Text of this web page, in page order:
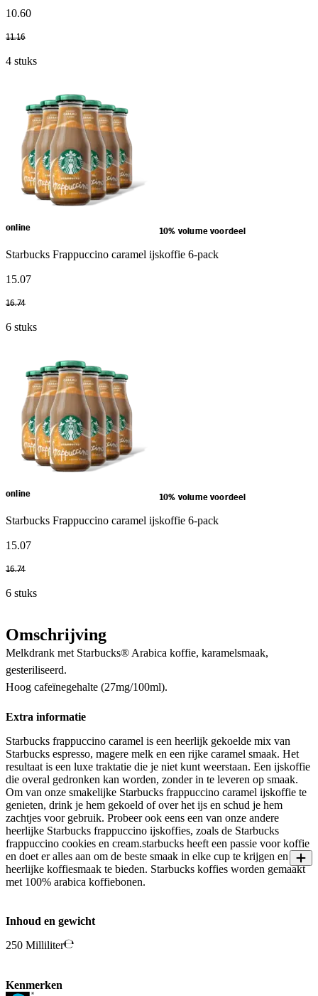
10.60
11.16
4 stuks
online 10% volume voordeel
Starbucks Frappuccino caramel ijskoffie 6-pack
15.07
16.74
6 stuks
online 10% volume voordeel
Starbucks Frappuccino caramel ijskoffie 6-pack
15.07
16.74
6 stuks
Omschrijving
Melkdrank met Starbucks® Arabica koffie, karamelsmaak,
gesteriliseerd.
Hoog cafeïnegehalte (27mg/100ml).
Extra informatie
Starbucks frappuccino caramel is een heerlijk gekoelde mix van
Starbucks espresso, magere melk en een rijke caramel smaak. Het
resultaat is een luxe traktatie die je niet kunt weerstaan. Een ijskoffie
die overal gedronken kan worden, zonder in te leveren op smaak.
Om van onze smakelijke Starbucks frappuccino caramel ijskoffie te
genieten, drink je hem gekoeld of over het ijs en schud je hem
zachtjes voor gebruik. Probeer ook eens een van onze andere
heerlijke Starbucks frappuccino ijskoffies, zoals de Starbucks
frappuccino cookies en cream.starbucks heeft een passie voor koffie
en doet er alles aan om de beste smaak in elke cup te krijgen en een
heerlijke koffiesmaak te bieden. Starbucks koffies worden gemaakt
met 100% arabica koffiebonen.
Inhoud en gewicht
250 Milliliter
Kenmerken